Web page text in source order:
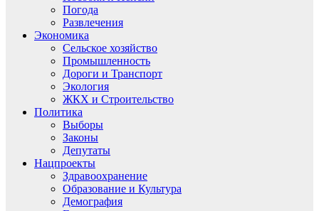
Погода
Развлечения
Экономика
Сельское хозяйство
Промышленность
Дороги и Транспорт
Экология
ЖКХ и Строительство
Политика
Выборы
Законы
Депутаты
Нацпроекты
Здравоохранение
Образование и Культура
Демография